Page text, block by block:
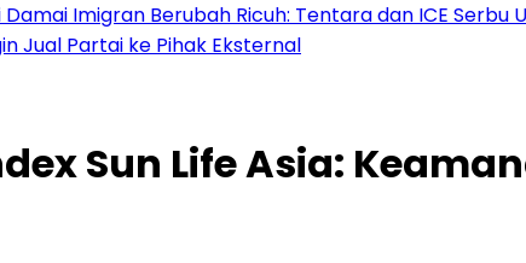
Damai Imigran Berubah Ricuh: Tentara dan ICE Serbu
Jual Partai ke Pihak Eksternal
Sun Life Asia: